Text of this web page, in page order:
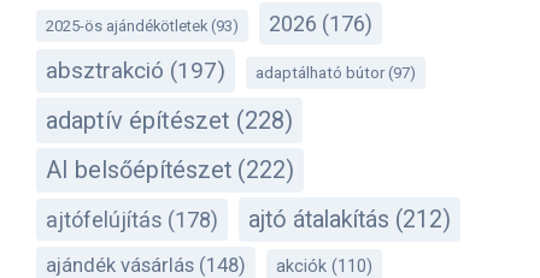
2025-ös ajándékötletek (93) 2026 (176)
absztrakció (197) adaptálható bútor(97)
adaptív építészet (228)
AI belsőépítészet (222)
ajtófelújítás (178) ajtó átalakítás (212)
ajándék vásárlás (148) akciók (110)